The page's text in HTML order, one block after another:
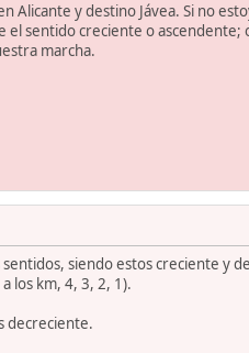
Alicante y destino Jávea. Si no
el sentido creciente o
marcha.
siendo estos creciente y
los km, 4, 3, 2, 1).
decreciente.